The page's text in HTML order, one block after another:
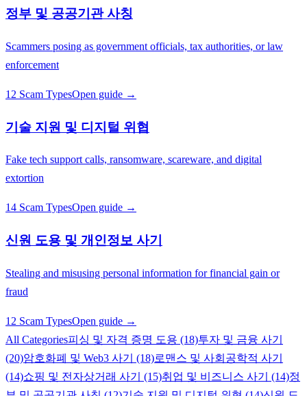
정부 및 공공기관 사칭
Scammers posing as government officials, tax authorities, or law
enforcement
12 Scam TypesOpen guide →
기술 지원 및 디지털 위협
Fake tech support calls, ransomware, scareware, and digital
extortion
14 Scam TypesOpen guide →
신원 도용 및 개인정보 사기
Stealing and misusing personal information for financial gain or
fraud
12 Scam TypesOpen guide →
All Categories피싱 및 자격 증명 도용 (18)투자 및 금융 사기
(20)암호화폐 및 Web3 사기 (18)로맨스 및 사회공학적 사기
(14)쇼핑 및 전자상거래 사기 (15)취업 및 비즈니스 사기 (14)정